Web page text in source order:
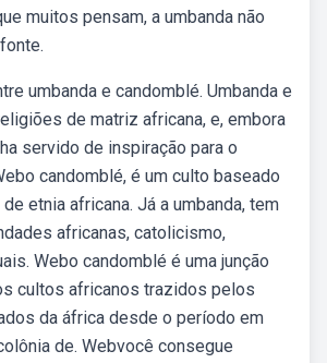
muitos pensam, a umbanda não
umbanda e candomblé. Umbanda e
de matriz africana, e, embora
servido de inspiração para o
candomblé, é um culto baseado
etnia africana. Já a umbanda, tem
africanas, catolicismo,
Webo candomblé é uma junção
cultos africanos trazidos pelos
da áfrica desde o período em
de. Webvocê consegue